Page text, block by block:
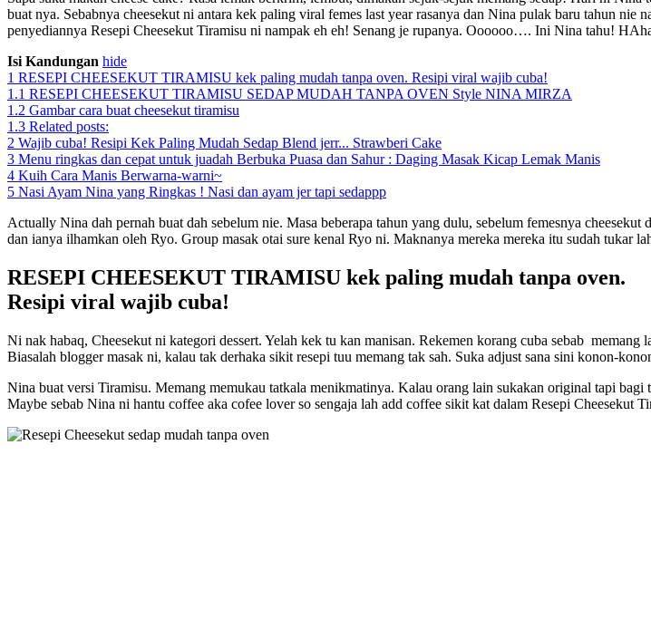
buat nya. Sebabnya cheesekut ni antara kek paling viral femes last year rasanya dan Nina pulak baru tahun
penyediannya Resepi Cheesekut Tiramisu ni nampak eh eh! Senang je rupanya. Oooooo…. Ini Nina tahu!
Isi Kandungan hide
1 RESEPI CHEESEKUT TIRAMISU kek paling mudah tanpa oven. Resipi viral wajib cuba!
1.1 RESEPI CHEESEKUT TIRAMISU SEDAP MUDAH TANPA OVEN Style NINA MIRZA
1.2 Gambar cara buat cheesekut tiramisu
1.3 Related posts:
2 Wajib cuba! Resipi Kek Paling Mudah Sedap Blend jerr... Strawberi Cake
3 Menu ringkas dan cepat untuk juadah Berbuka Puasa dan Sahur : Daging Masak Kicap Lemak Manis
4 Kuih Cara Manis Berwarna-warni~
5 Nasi Ayam Nina yang Ringkas ! Nasi dan ayam jer tapi sedappp
Actually Nina dah pernah buat dah sebelum nie. Masa beberapa tahun yang dulu, sebelum femesnya
dan ianya ilhamkan oleh Ryo. Group masak otai sure kenal Ryo ni. Maknanya mereka mereka itu sudah tukar
RESEPI CHEESEKUT TIRAMISU kek paling mudah tanpa oven.
Resipi viral wajib cuba!
Ni nak habaq, Cheesekut ni kategori dessert. Yelah kek tu kan manisan. Rekemen korang cuba sebab
Biasalah blogger masak ni, kalau tak derhaka sikit resepi tuu memang tak sah. Suka adjust sana sini konon-
Nina buat versi Tiramisu. Memang memukau tatkala menikmatinya. Kalau orang lain sukakan original tapi
Maybe sebab Nina ni hantu coffee aka cofee lover so sengaja lah add coffee sikit kat dalam Resepi Cheesekut